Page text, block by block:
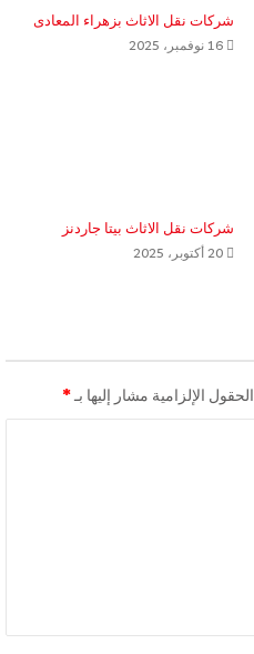
شركات نقل الاثاث بزهراء المعادى
16 نوفمبر، 2025
شركات نقل الاثاث بيتا جاردنز
20 أكتوبر، 2025
الحقول الإلزامية مشار إليها بـ*